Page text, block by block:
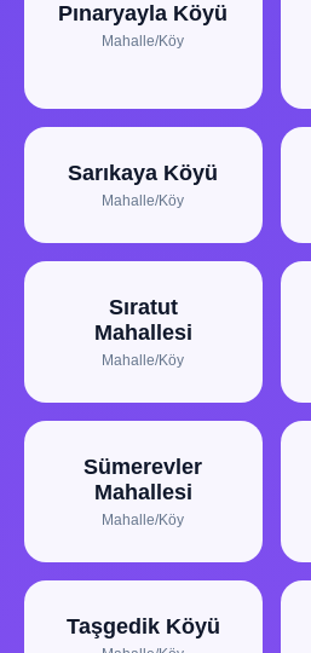
Pınaryayla Köyü
Mahalle/Köy
Sarıkaya Köyü
Mahalle/Köy
Sıratut
Mahallesi
Mahalle/Köy
Sümerevler
Mahallesi
Mahalle/Köy
Taşgedik Köyü